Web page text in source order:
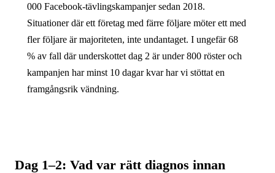
000 Facebook-tävlingskampanjer sedan 2018.
Situationer där ett företag med färre följare möter ett med
fler följare är majoriteten, inte undantaget. I ungefär 68
% av fall där underskottet dag 2 är under 800 röster och
kampanjen har minst 10 dagar kvar har vi stöttat en
framgångsrik vändning.
Dag 1–2: Vad var rätt diagnos innan